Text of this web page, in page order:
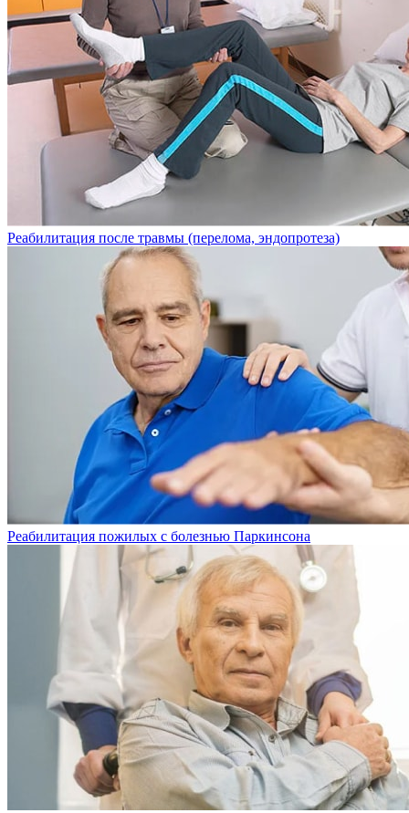
Реабилитация после травмы (перелома, эндопротеза)
Реабилитация пожилых с болезнью Паркинсона